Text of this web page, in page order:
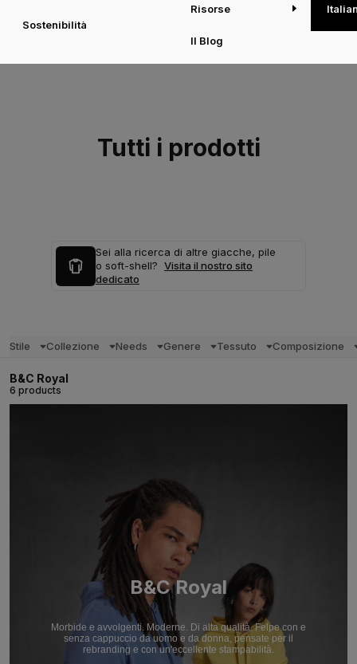
Sostenibilità
Risorse
Il Blog
Tutti i prodotti
Sei alla ricerca di altre giacche, pile
o soft-shell? Visita il nostro sito
dedicato
Stile Collezione Needs Genere Tessuto Composizione
B&C Royal
6 products
B&C Royal
Morbide e avvolgenti. Moderne. Di alta qualità. Felpe con e
senza cappuccio da uomo e da donna, pensate per il
rebranding e con un'eccellente stampabilità.